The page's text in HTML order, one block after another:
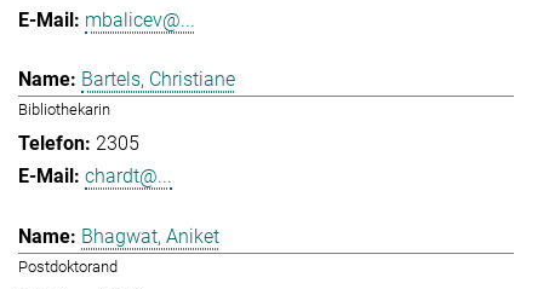
mbalicev@...
Bartels, Christiane
Bibliothekarin
2305
chardt@...
Bhagwat, Aniket
Postdoktorand